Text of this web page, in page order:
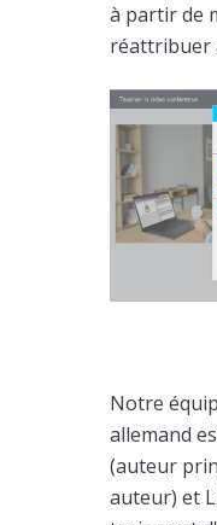
à partir de
réattribuer
Notre
allemand
(auteur
auteur) et